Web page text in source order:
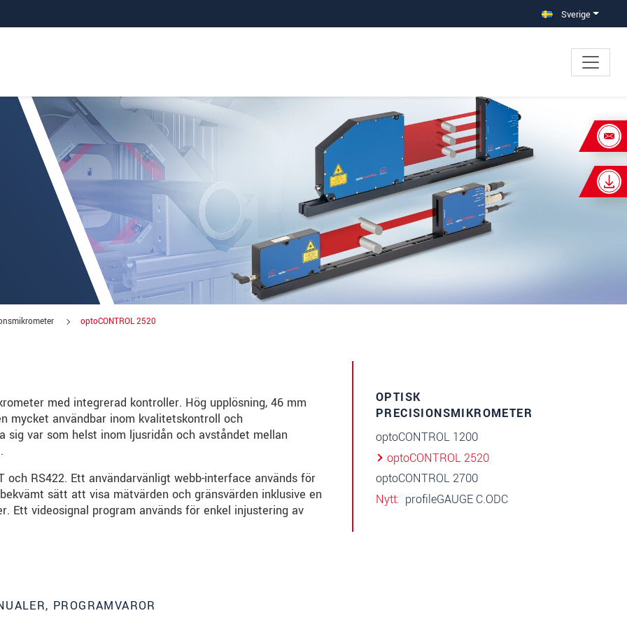
Sverige
optoCONTROL 2520
med integrerad kontroller. Hög upplösning, 46 mm
mycket användbar inom kvalitetskontroll och
sig var som helst inom ljusridån och avståndet mellan
RS422. Ett användarvänligt webb-interface används för
sätt att visa mätvärden och gränsvärden inklusive en
Ett videosignal program används för enkel injustering av
PROGRAMVAROR
OPTISK
PRECISIONSMIKROMETER
optoCONTROL 1200
optoCONTROL 2520
optoCONTROL 2700
Nytt profileGAUGE C.ODC
×
2520